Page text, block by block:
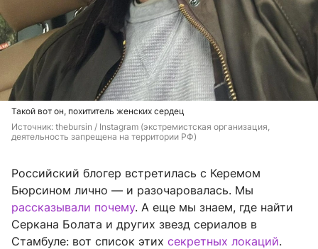
Такой вот он, похититель женских сердец
Источник: thebursin / Instagram (экстремистская организация,
деятельность запрещена на территории РФ)
Российский блогер встретилась с Керемом
Бюрсином лично — и разочаровалась. Мы
рассказывали почему. А еще мы знаем, где найти
Серкана Болата и других звезд сериалов в
Стамбуле: вот список этих секретных локаций.